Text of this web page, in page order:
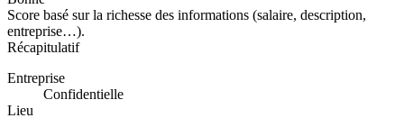
Score basé sur la richesse des informations (salaire, description,
entreprise…).
Récapitulatif
Entreprise
Confidentielle
Lieu